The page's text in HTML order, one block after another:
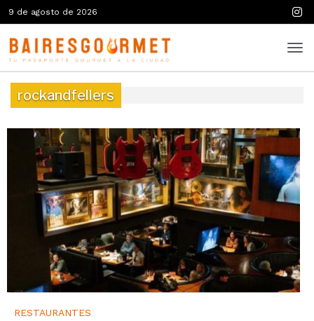
9 de agosto de 2026
rockandfellers
RESTAURANTES